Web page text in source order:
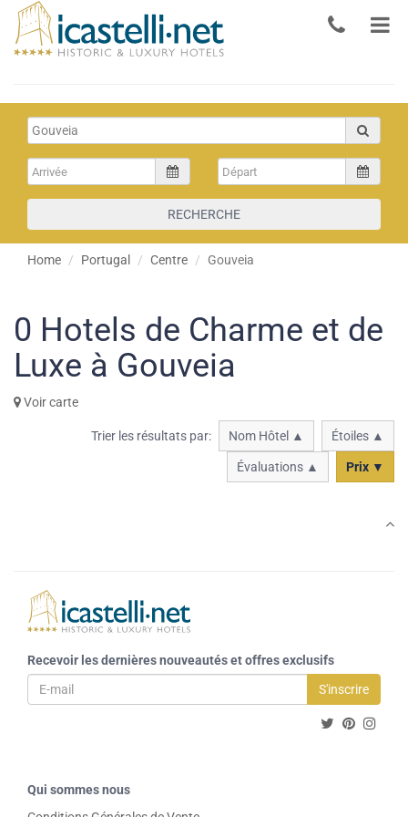
RECHERCHE
Home Portugal Centre Gouveia
0 Hotels de Charme et de
Luxe à Gouveia
Voir carte
Trier les résultats par: Nom Hôtel ▲ Étoiles ▲
Évaluations ▲ Prix ▼
Recevoir les dernières nouveautés et offres exclusifs
S'inscrire
Qui sommes nous